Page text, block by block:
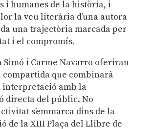
i humanes de la història, i
la veu literària d’una autora
una trajectòria marcada per
i el compromís.
Simó i Carme Navarro oferiran
compartida que combinarà
interpretació amb la
directa del públic. No
s’emmarca dins de la
de la XIII Plaça del Llibre de